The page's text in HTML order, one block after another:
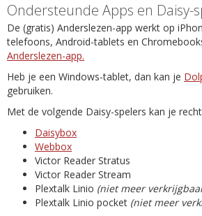
Ondersteunde Apps en Daisy-
De (gratis) Anderslezen-app werkt op
telefoons, Android-tablets en
Anderslezen-app.
Heb je een Windows-tablet, dan kan je
gebruiken.
Met de volgende Daisy-spelers kan je
Daisybox
Webbox
Victor Reader Stratus
Victor Reader Stream
Plextalk Linio (niet meer
Plextalk Linio pocket (niet meer